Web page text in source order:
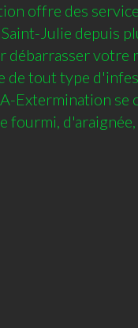
offre des
Julie depuis
débarrasser votre
de tout type
Extermination se
fourmi,